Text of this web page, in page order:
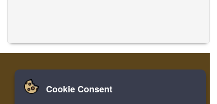
Zuhause Einloggen
Cookie Consent